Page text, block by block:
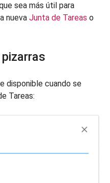
sea más útil para
nueva Junta de Tareas o
disponible cuando se
Tareas: